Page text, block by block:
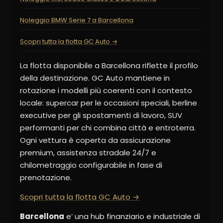
Noleggio BMW Serie 7 a Barcellona
Scopri tutta la flotta GC Auto →
La flotta disponibile a Barcellona riflette il profilo
della destinazione. GC Auto mantiene in
rotazione i modelli più coerenti con il contesto
locale: supercar per le occasioni speciali, berline
executive per gli spostamenti di lavoro, SUV
performanti per chi combina città e entroterra.
Ogni vettura è coperta da assicurazione
premium, assistenza stradale 24/7 e
chilometraggio configurabile in fase di
prenotazione.
Scopri tutta la flotta GC Auto →
Barcellona e’ una hub finanziario e industriale di